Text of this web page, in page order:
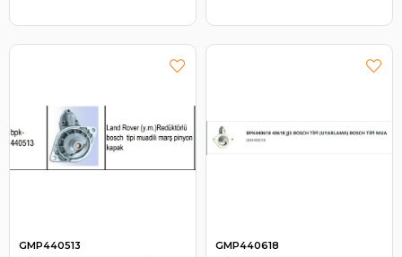
GMP440513 GMP440618